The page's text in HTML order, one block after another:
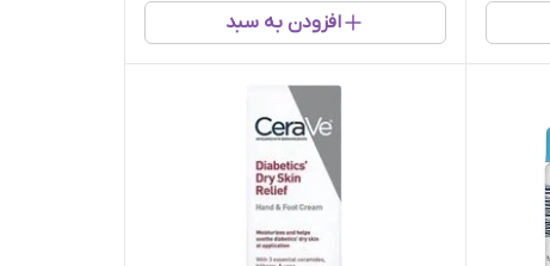
افزودن به سبد